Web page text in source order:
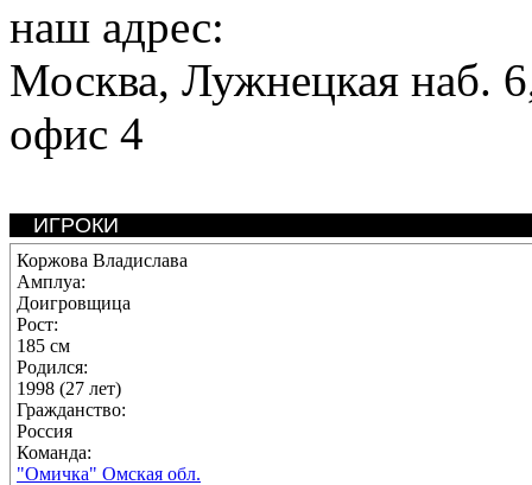
наш адрес:
Москва, Лужнецкая наб.
офис 4
ИГРОКИ
Коржова Владислава
Амплуа:
Доигровщица
Рост:
185 см
Родился:
1998 (27 лет)
Гражданство:
Россия
Команда:
"Омичка" Омская обл.